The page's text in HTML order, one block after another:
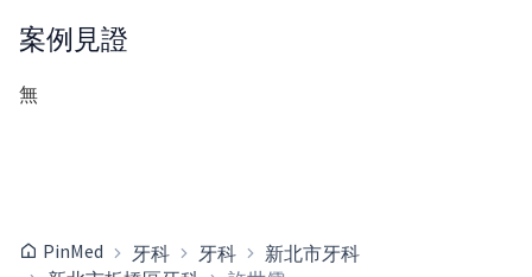
案例見證
無
PinMed 牙科 牙科
新北市牙科